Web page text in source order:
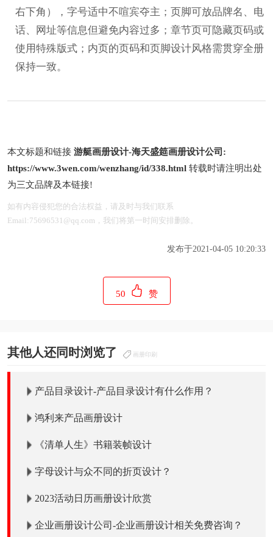
右下角），字号适中不喧宾夺主；页脚可放品牌名、电
话、网址等信息但避免内容过多；章节页可隐藏页码或
使用特殊版式；内页的页码和页脚设计风格需贯穿全册
保持一致。
本文标题和链接 游艇画册设计-海天盛筵画册设计公司:
https://www.3wen.com/wenzhang/id/338.html 转载时请注明出处
为三文品牌及本链接!
如有内容侵犯您的合法权益，请及时与我们联系
Email:75696531@qq.com，我们将第一时间安排删除。
发布于2021-04-05 10:20:33
50 赞
其他人还同时浏览了 画册印刷
产品目录设计-产品目录设计有什么作用？
鸿利来产品画册设计
《清单人生》书籍装帧设计
字母设计与众不同的折页设计？
2023活动日历画册设计欣赏
企业画册设计公司-企业画册设计相关免费咨询？